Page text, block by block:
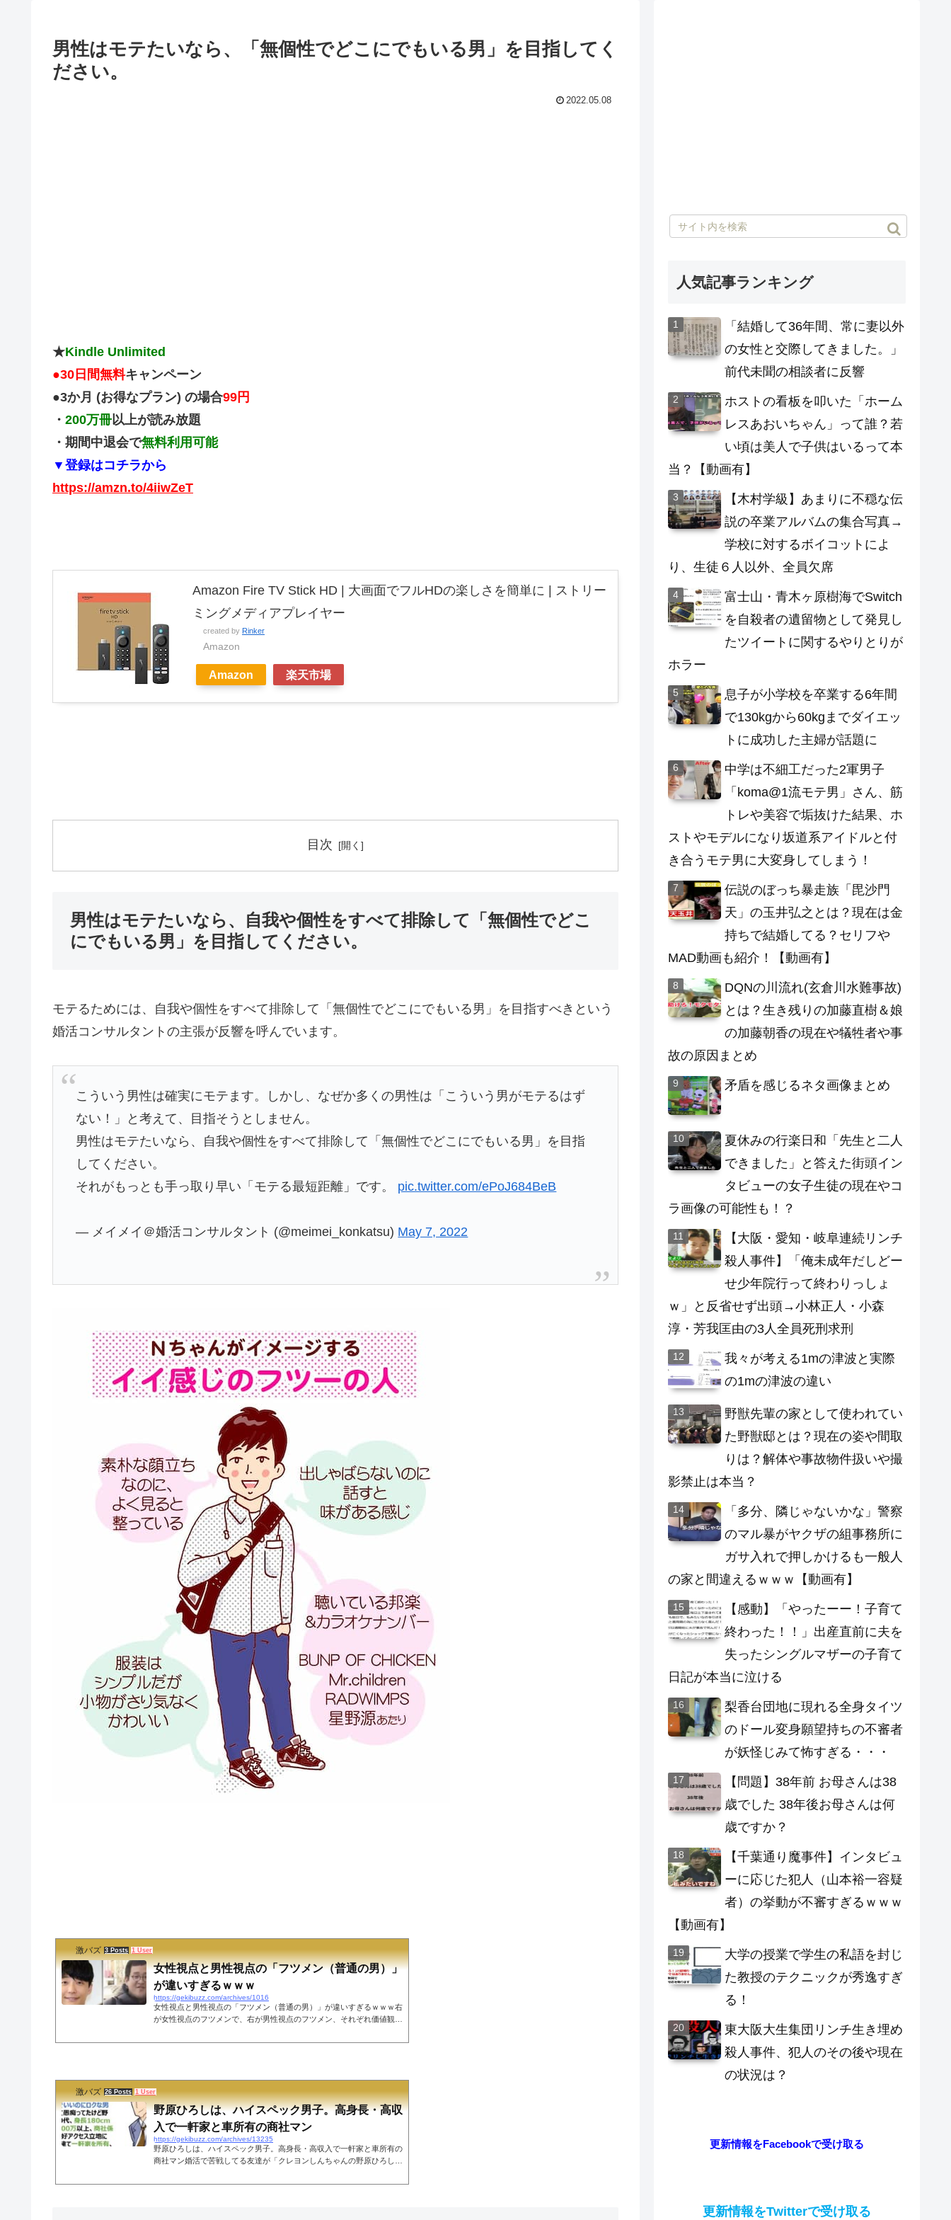
男性はモテたいなら、「無個性でどこにでもいる男」を目指してく
ださい。
2022.05.08
★Kindle Unlimited
●30日間無料キャンペーン
●3か月 (お得なプラン) の場合99円
・ 200万冊以上が読み放題
・期間中退会で無料利用可能
▼登録はコチラから
https://amzn.to/4iiwZeT
Amazon Fire TV Stick HD | 大画面でフルHDの楽しさを簡単に | ストリー
ミングメディアプレイヤー
created by Rinker
Amazon
Amazon 楽天市場
目次
男性はモテたいなら、自我や個性をすべて排除して「無個性でどこ
にでもいる男」を目指してください。
モテるためには、自我や個性をすべて排除して「無個性でどこにでもいる男」を目指すべきという
婚活コンサルタントの主張が反響を呼んでいます。
こういう男性は確実にモテます。しかし、なぜか多くの男性は「こういう男がモテるはず
ない！」と考えて、目指そうとしません。
男性はモテたいなら、自我や個性をすべて排除して「無個性でどこにでもいる男」を目指
してください。
それがもっとも手っ取り早い「モテる最短距離」です。 pic.twitter.com/ePoJ684BeB
— メイメイ＠婚活コンサルタント (@meimei_konkatsu) May 7, 2022
激バズ 3 Posts 1 User
女性視点と男性視点の「フツメン（普通の男）」
が違いすぎるｗｗｗ
https://gekibuzz.com/archives/1016
女性視点と男性視点の「フツメン（普通の男）」が違いすぎるｗｗｗ右
が女性視点のフツメンで、右が男性視点のフツメン、それぞれ価値観は
の““フツメン（バキ童）““— 酒カスうさ吉 (@sakekasu_usagi)最近の女
さん (@tomatoSAIKYOJP) January 16, 2021これの女性版も見てみたい
なあ。多分、どっちも同じような感じだよね。— ヘルツ (@Helt...
激バズ 26 Posts 1 User
野原ひろしは、ハイスペック男子。高身長・高収
入で一軒家と車所有の商社マン
https://gekibuzz.com/archives/13235
野原ひろしは、ハイスペック男子。高身長・高収入で一軒家と車所有の
商社マン婚活で苦戦してる友達が「クレヨンしんちゃんの野原ひろしみ
ひろしは30代、身長180cm以上、年収600万以上、商社係長、都心まで
人気記事ランキング
「結婚して36年間、常に妻以外
の女性と交際してきました。」
前代未聞の相談者に反響
ホストの看板を叩いた「ホーム
レスあおいちゃん」って誰？若
い頃は美人で子供はいるって本
当？【動画有】
【木村学級】あまりに不穏な伝
説の卒業アルバムの集合写真→
学校に対するボイコットによ
り、生徒６人以外、全員欠席
富士山・青木ヶ原樹海でSwitch
を自殺者の遺留物として発見し
たツイートに関するやりとりが
ホラー
息子が小学校を卒業する6年間
で130kgから60kgまでダイエッ
トに成功した主婦が話題に
中学は不細工だった2軍男子
「koma@1流モテ男」さん、筋
トレや美容で垢抜けた結果、ホ
ストやモデルになり坂道系アイドルと付
き合うモテ男に大変身してしまう！
伝説のぼっち暴走族「毘沙門
天」の玉井弘之とは？現在は金
持ちで結婚してる？セリフや
MAD動画も紹介！【動画有】
DQNの川流れ(玄倉川水難事故)
とは？生き残りの加藤直樹＆娘
の加藤朝香の現在や犠牲者や事
故の原因まとめ
矛盾を感じるネタ画像まとめ
夏休みの行楽日和「先生と二人
できました」と答えた街頭イン
タビューの女子生徒の現在やコ
ラ画像の可能性も！？
【大阪・愛知・岐阜連続リンチ
殺人事件】「俺未成年だしどー
せ少年院行って終わりっしょ
ｗ」と反省せず出頭→小林正人・小森
淳・芳我匡由の3人全員死刑求刑
我々が考える1mの津波と実際
の1mの津波の違い
野獣先輩の家として使われてい
た野獣邸とは？現在の姿や間取
りは？解体や事故物件扱いや撮
影禁止は本当？
「多分、隣じゃないかな」警察
のマル暴がヤクザの組事務所に
ガサ入れで押しかけるも一般人
の家と間違えるｗｗｗ【動画有】
【感動】「やったーー！子育て
終わった！！」出産直前に夫を
失ったシングルマザーの子育て
日記が本当に泣ける
梨香台団地に現れる全身タイツ
のドール変身願望持ちの不審者
が妖怪じみて怖すぎる・・・
【問題】38年前 お母さんは38
歳でした 38年後お母さんは何
歳ですか？
【千葉通り魔事件】インタビュ
ーに応じた犯人（山本裕一容疑
者）の挙動が不審すぎるｗｗｗ
【動画有】
大学の授業で学生の私語を封じ
た教授のテクニックが秀逸すぎ
る！
東大阪大生集団リンチ生き埋め
殺人事件、犯人のその後や現在
の状況は？
更新情報をFacebookで受け取る
更新情報をTwitterで受け取る